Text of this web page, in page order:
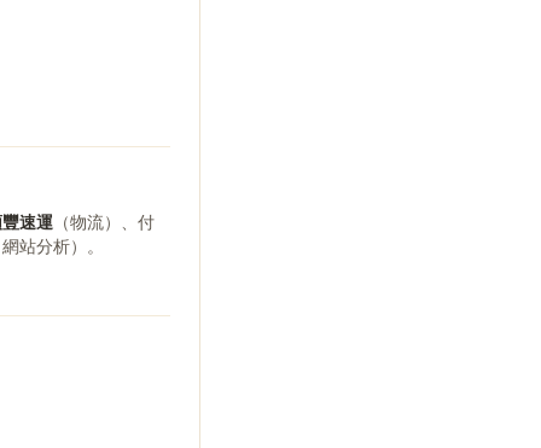
速運 （物流）、付
站分析）。